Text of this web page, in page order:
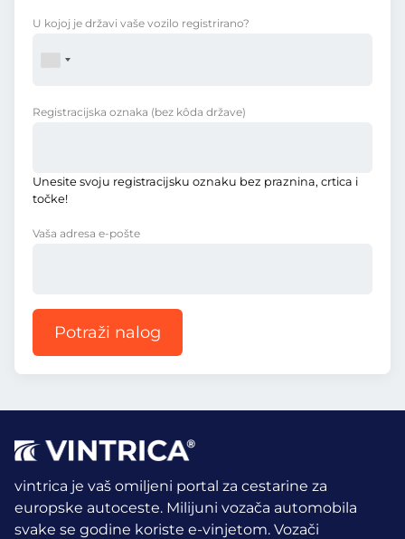
U kojoj je državi vaše vozilo registrirano?
Registracijska oznaka (bez kôda države)
Unesite svoju registracijsku oznaku bez praznina, crtica i
točke!
Vaša adresa e-pošte
Potraži nalog
vintrica je vaš omiljeni portal za cestarine za
europske autoceste. Milijuni vozača automobila
svake se godine koriste e-vinjetom. Vozači